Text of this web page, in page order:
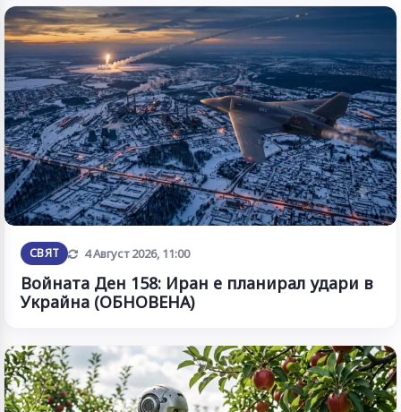
СВЯТ Обновена
4 Август 2026, 11:00
Войната Ден 158: Иран е планирал удари в
Украйна (ОБНОВЕНА)